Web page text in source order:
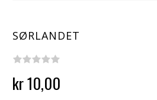
SØRLANDET
kr 10,00